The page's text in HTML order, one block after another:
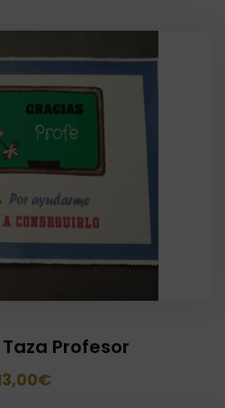
Profesor
€El